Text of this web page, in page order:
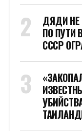
ДЯДИ НЕ
ПО ПУТИ
СССР